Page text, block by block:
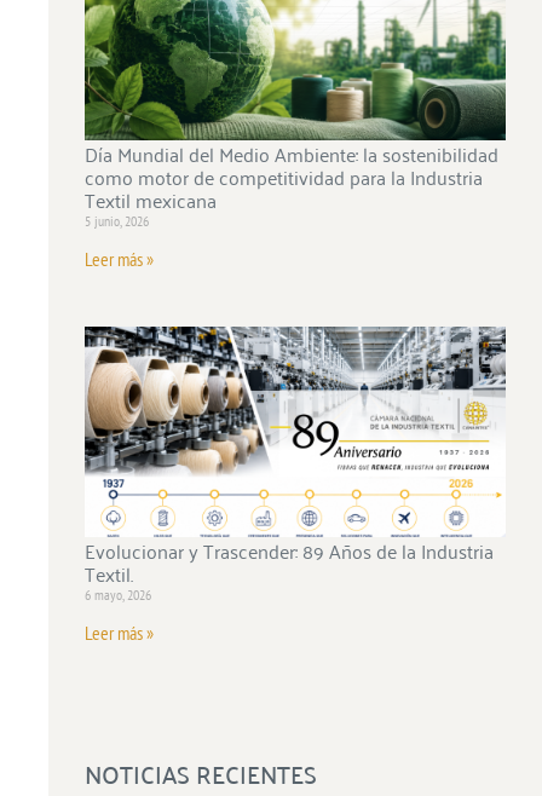
Día Mundial del Medio Ambiente: la sostenibilidad
como motor de competitividad para la Industria
Textil mexicana
5 junio, 2026
Leer más »
Evolucionar y Trascender: 89 Años de la Industria
Textil.
6 mayo, 2026
Leer más »
NOTICIAS RECIENTES